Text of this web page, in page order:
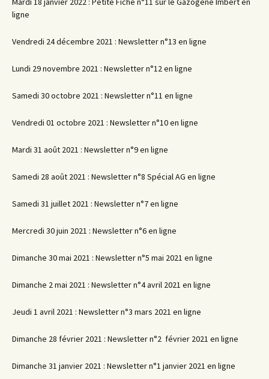
ligne
Vendredi 24 décembre 2021 : Newsletter n°13 en ligne
Lundi 29 novembre 2021 : Newsletter n°12 en ligne
Samedi 30 octobre 2021 : Newsletter n°11 en ligne
Vendredi 01 octobre 2021 : Newsletter n°10 en ligne
Mardi 31 août 2021 : Newsletter n°9 en ligne
Samedi 28 août 2021 : Newsletter n°8 Spécial AG en ligne
Samedi 31 juillet 2021 : Newsletter n°7 en ligne
Mercredi 30 juin 2021 : Newsletter n°6 en ligne
Dimanche 30 mai 2021 : Newsletter n°5 mai 2021 en ligne
Dimanche 2 mai 2021 : Newsletter n°4 avril 2021 en ligne
Jeudi 1 avril 2021 : Newsletter n°3 mars 2021 en ligne
Dimanche 28 février 2021 : Newsletter n°2 février 2021 en ligne
Dimanche 31 janvier 2021 : Newsletter n°1 janvier 2021 en ligne